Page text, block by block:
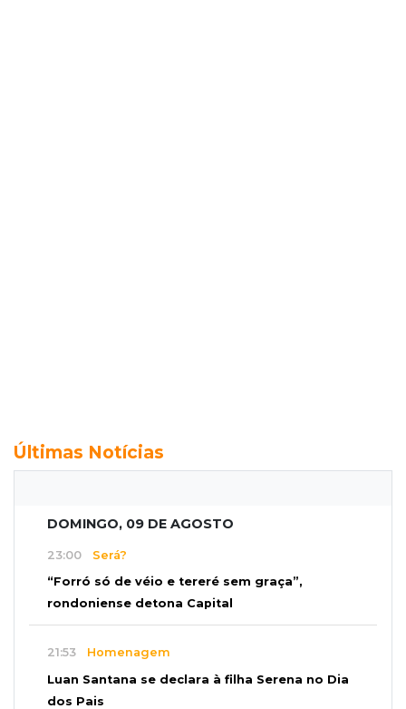
Últimas Notícias
DOMINGO, 09 DE AGOSTO
23:00 Será?
“Forró só de véio e tereré sem graça”,
rondoniense detona Capital
21:53 Homenagem
Luan Santana se declara à filha Serena no Dia
dos Pais